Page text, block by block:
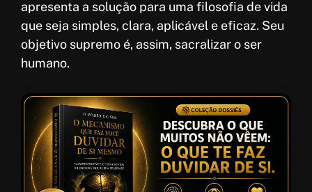
apresenta a solução para uma filosofia de vida
que seja simples, clara, aplicável e eficaz. Seu
objetivo supremo é, assim, sacralizar o ser
humano.